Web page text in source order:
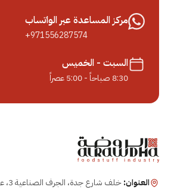
مركز المساعدة عبر الواتساب
+971556287574
السبت - الخميس
8:30 صباحاً - 5:00 عصراً
العنوان:خلف شارع جدة، الجرف الصناعية 3، عجمان، الإمارات